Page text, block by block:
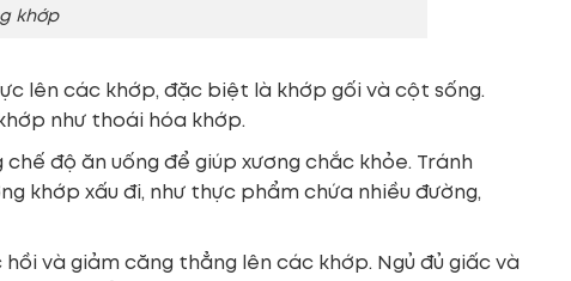
khớp
lên các khớp, đặc biệt là khớp gối và cột sống.
như thoái hóa khớp.
độ ăn uống để giúp xương chắc khỏe. Tránh
khớp xấu đi, như thực phẩm chứa nhiều đường,
và giảm căng thẳng lên các khớp. Ngủ đủ giấc và